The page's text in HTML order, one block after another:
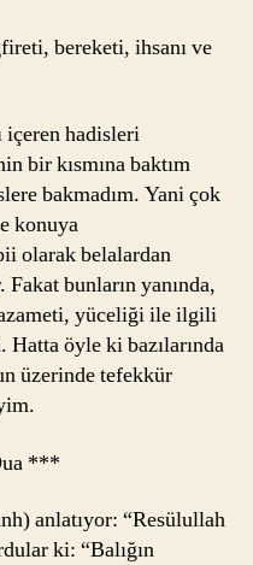
bereketi, ihsanı ve
içeren hadisleri
bir kısmına baktım
bakmadım. Yani çok
konuya
olarak belalardan
bunların yanında,
yüceliği ile ilgili
öyle ki bazılarında
üzerinde tefekkür
***
anlatıyor: “Resülullah
ki: “Balığın